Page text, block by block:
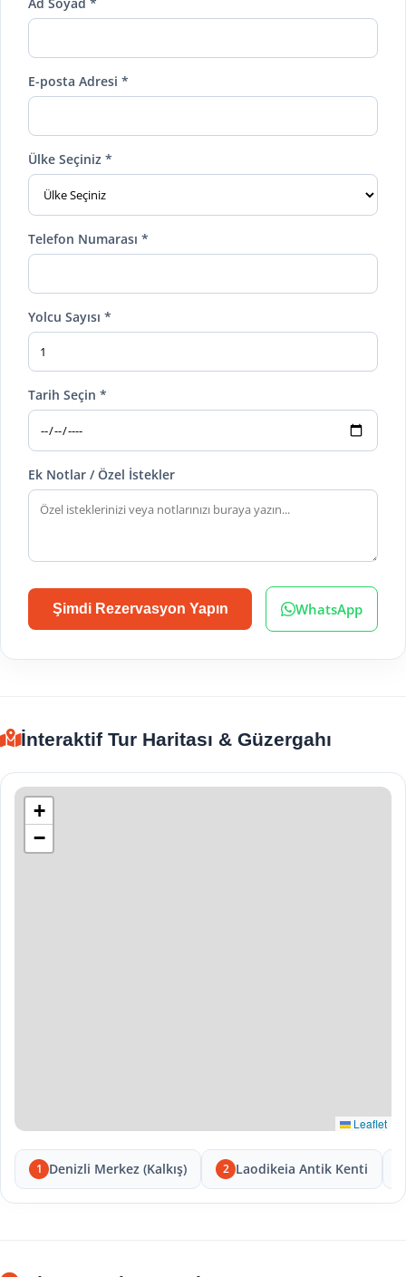
E-posta Adresi *
Ülke Seçiniz *
Telefon Numarası *
Yolcu Sayısı *
Tarih Seçin *
Ek Notlar / Özel İstekler
Şimdi Rezervasyon Yapın WhatsApp
İnteraktif Tur Haritası & Güzergahı
+
−
Leaflet
1 Denizli Merkez (Kalkış) 2 Laodikeia Antik Kenti